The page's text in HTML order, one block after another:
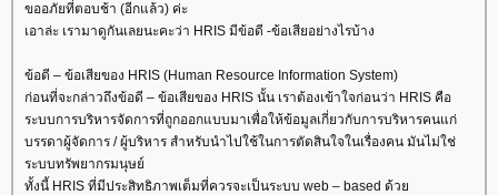
ขออภัยที่ตอบช้า (อีกแล้ว) ค่ะ
เอาล่ะ เรามาดูกันเลยนะคะว่า HRIS มีข้อดี -ข้อเสียอย่างไรบ้าง
ข้อดี – ข้อเสียของ HRIS (Human Resource Information System)
ก่อนที่จะกล่าวถึงข้อดี – ข้อเสียของ HRIS นั้น เราต้องเข้าใจก่อนว่า HRIS คือ
ระบบการบริหารจัดการที่ถูกออกแบบมาเพื่อให้ข้อมูลเกี่ยวกับการบริหารคนแก่
บรรดาผู้จัดการ / ผู้บริหาร สำหรับนำไปใช้ในการตัดสินใจในเรื่องคน มันไม่ใช่
ระบบทรัพยากรมนุษย์
ทั้งนี้ HRIS ที่มีประสิทธิภาพเต็มที่ควรจะเป็นระบบ web – based ด้ว